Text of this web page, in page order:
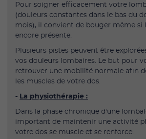
Pour soigner efficacement votre
(douleurs constantes dans le bas du
mois), il convient de bouger même si
encore présente.
Plusieurs pistes peuvent être
vos douleurs lombaires. Le but pour
retrouver une mobilité normale afin
les muscles de votre dos.
- La physiothérapie :
Dans la phase chronique d'une
important de maintenir une activité
votre dos se muscle et se renforce.